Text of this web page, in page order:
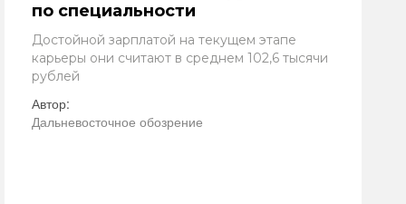
по специальности
Достойной зарплатой на текущем этапе
карьеры они считают в среднем 102,6 тысячи
рублей
Автор:
Дальневосточное обозрение